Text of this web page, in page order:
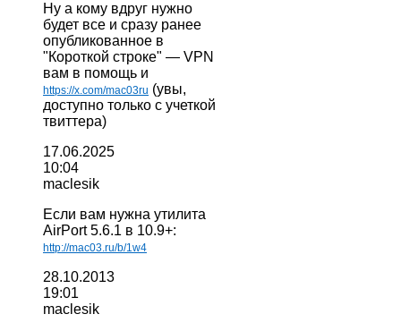
Ну а кому вдруг нужно
будет все и сразу ранее
опубликованное в
"Короткой строке" — VPN
вам в помощь и
https://x.com/mac03ru (увы,
доступно только с учеткой
твиттера)
17.06.2025
10:04
maclesik
Если вам нужна утилита
AirPort 5.6.1 в 10.9+:
http://mac03.ru/b/1w4
28.10.2013
19:01
maclesik